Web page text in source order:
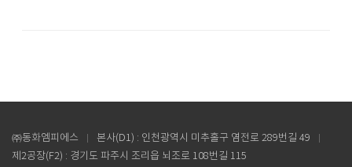
㈜동화엠피에스
본사(D1) : 인천광역시 미추홀구 염전로 289번길 49
제2공장(F2) : 경기도 파주시 조리읍 뇌조로 108번길 115